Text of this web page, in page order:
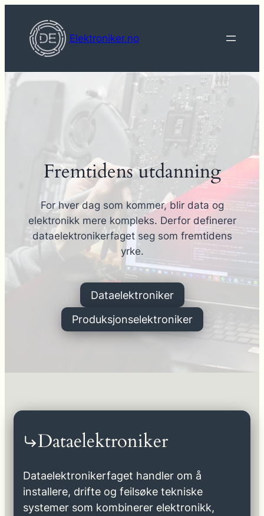
innhold
Elektroniker.no
Fremtidens utdanning
For hver dag som kommer, blir data og
elektronikk mere kompleks. Derfor definerer
dataelektronikerfaget seg som fremtidens
yrke.
Dataelektroniker
Produksjonselektroniker
Dataelektroniker
Dataelektronikerfaget handler om å
installere, drifte og feilsøke tekniske
systemer som kombinerer elektronikk,